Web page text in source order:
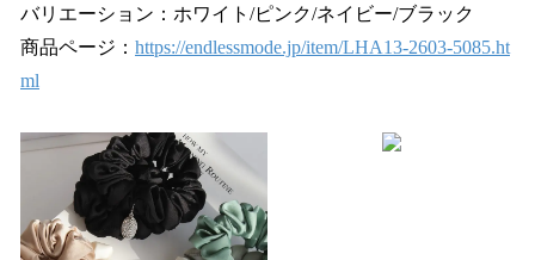
バリエーション：ホワイト/ピンク/ネイビー/ブラック
商品ページ： https://endlessmode.jp/item/LHA13-2603-5085.ht
ml